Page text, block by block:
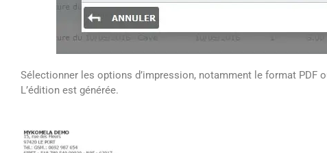
Sélectionner les options d’impression, notamment le format PDF
L’édition est générée.